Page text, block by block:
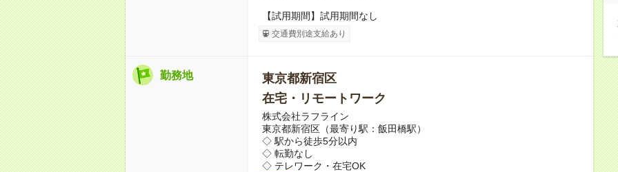
【試用期間】試用期間なし
交通費別途支給あり
勤務地
東京都新宿区
在宅・リモートワーク
株式会社ラフライン
東京都新宿区（最寄り駅：飯田橋駅）
◇ 駅から徒歩5分以内
◇ 転勤なし
◇ テレワーク・在宅OK